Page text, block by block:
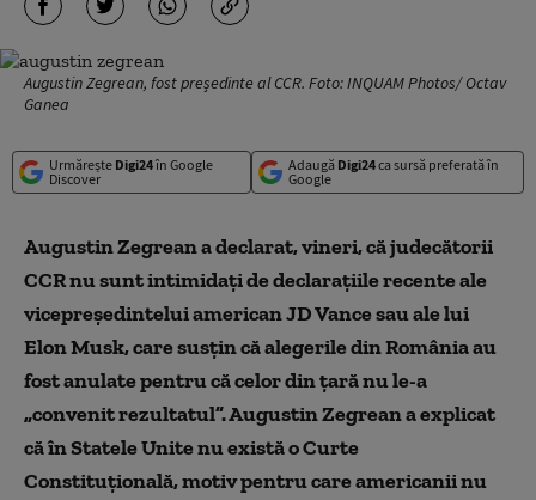
Augustin Zegrean, fost președinte al CCR. Foto: INQUAM Photos/ Octav
Ganea
Urmărește Digi24în Google
Discover
Adaugă Digi24ca sursă preferată în
Google
Augustin Zegrean a declarat, vineri, că judecătorii
CCR nu sunt intimidați de declarațiile recente ale
vicepreședintelui american JD Vance sau ale lui
Elon Musk, care susțin că alegerile din România au
fost anulate pentru că celor din țară nu le-a
„convenit rezultatul”. Augustin Zegrean a explicat
că în Statele Unite nu există o Curte
Constituțională, motiv pentru care americanii nu